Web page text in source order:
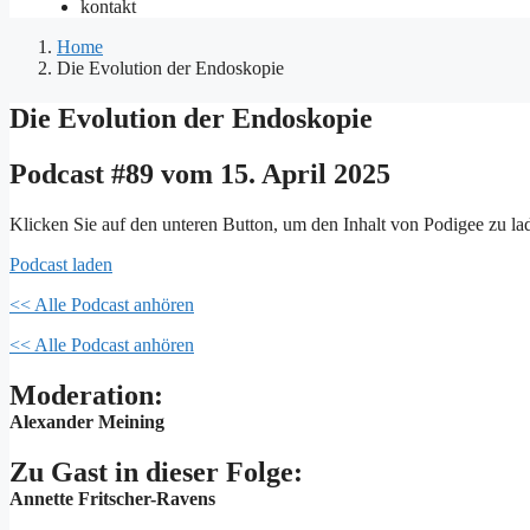
kontakt
Home
Die Evolution der Endoskopie
Die Evolution der Endoskopie
Podcast #89 vom 15. April 2025
Klicken Sie auf den unteren Button, um den Inhalt von Podigee zu
Podcast laden
<< Alle Podcast anhören
<< Alle Podcast anhören
Moderation:
Alexander Meining
Zu Gast in dieser Folge:
Annette Fritscher-Ravens